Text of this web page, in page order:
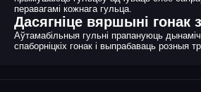
перавагамі кожнага гульца.
Дасягніце вяршыні гонак
Аўтамабільныя гульні прапануюць
спаборніцкіх гонак і выпрабаваць